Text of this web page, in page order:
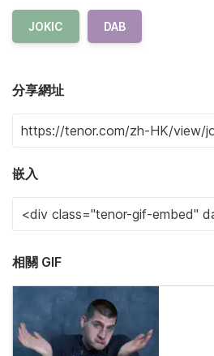
JOKIC DAB
分享網址
嵌入
相關 GIF